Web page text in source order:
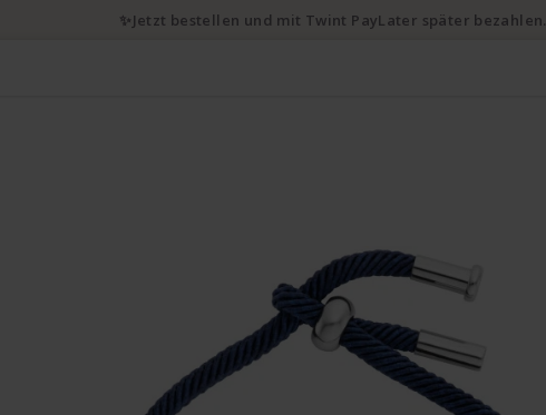
✨Jetzt bestellen und mit Twint PayLater später bezahlen.